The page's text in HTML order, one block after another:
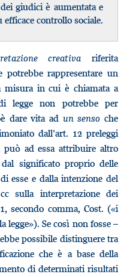
giudici è aumentata e
controllo sociale.
creativa riferita
potrebbe rappresentare un
misura in cui è chiamata a
legge non potrebbe per
dare vita ad un senso che
dall’art. 12 preleggi
può ad essa attribuire altro
significato proprio delle
esse e dalla intenzione del
sulla interpretazione dei
secondo comma, Cost. («i
legge»). Se così non fosse –
possibile distinguere tra
che è a base della
di determinati risultati